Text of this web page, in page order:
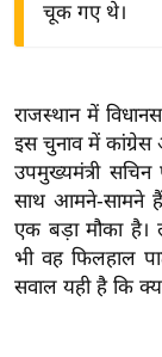
वि
शे
ष
ज्ञ
रा
य
चूक गए थे।
राजस्थान में
इस चुनाव में कांग्रेस
उपमुख्यमंत्री
साथ आमने-सामने
एक बड़ा मौका है।
भी वह फिलहाल
सवाल यही है कि